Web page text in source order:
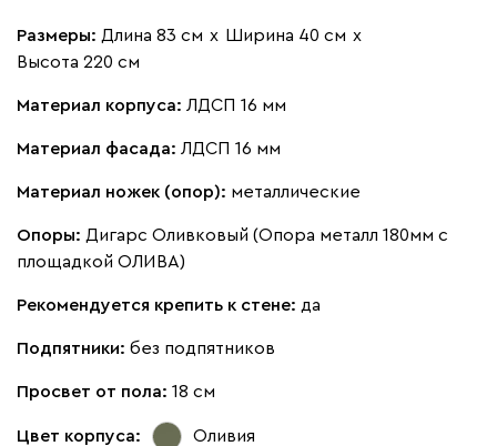
Размеры: Длина 83 см х Ширина 40 см х
Высота 220 см
Материал корпуса: ЛДСП 16 мм
Материал фасада: ЛДСП 16 мм
Материал ножек (опор): металлические
Опоры: Дигарс Оливковый (Опора металл 180мм с
площадкой ОЛИВА)
Рекомендуется крепить к стене: да
Подпятники: без подпятников
Просвет от пола: 18 см
Цвет корпуса: Оливия